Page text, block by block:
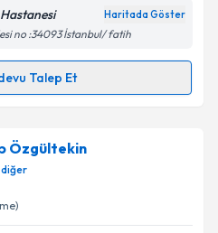
ilişkin
Aydınlatma
kişisel verilerimin belirtilen
kabul ediyorum.
Haritada Göster
no :34093 İstanbul/ fatih
Talep Et
için randevu takvimi talebi
randevu almanız için bir
e-posta ile bilgilendireceğiz.
Özgültekin
diğer